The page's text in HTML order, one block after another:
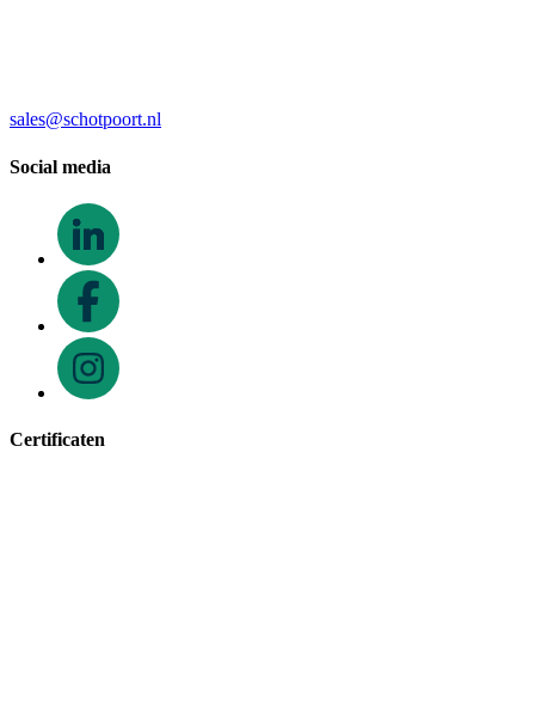
sales@schotpoort.nl
Social media
Certificaten